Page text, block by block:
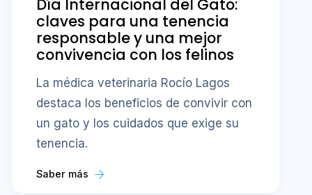
Día Internacional del Gato:
claves para una tenencia
responsable y una mejor
convivencia con los felinos
La médica veterinaria Rocío Lagos
destaca los beneficios de convivir con
un gato y los cuidados que exige su
tenencia.
Saber más